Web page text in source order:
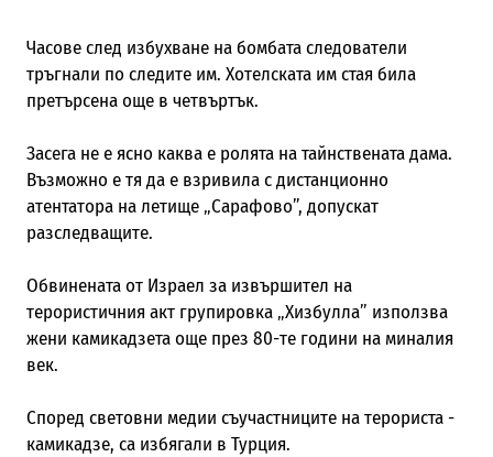
Часове след избухване на бомбата следователи
тръгнали по следите им. Хотелската им стая била
претърсена още в четвъртък.
Засега не е ясно каква е ролята на тайнствената дама.
Възможно е тя да е взривила с дистанционно
атентатора на летище „Сарафово”, допускат
разследващите.
Обвинената от Израел за извършител на
терористичния акт групировка „Хизбулла” използва
жени камикадзета още през 80-те години на миналия
век.
Според световни медии съучастниците на терориста -
камикадзе, са избягали в Турция.